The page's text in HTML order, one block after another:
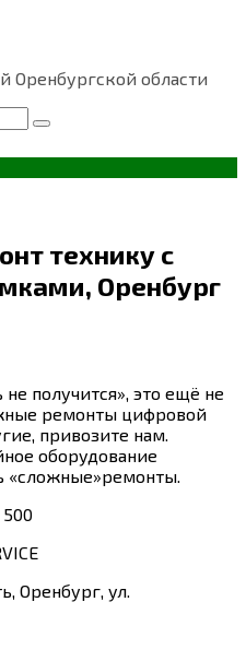
Оренбургской области
технику с
Оренбург
получится», это ещё не
ремонты цифровой
привозите нам.
оборудование
«сложные»ремонты.
Оренбург, ул.